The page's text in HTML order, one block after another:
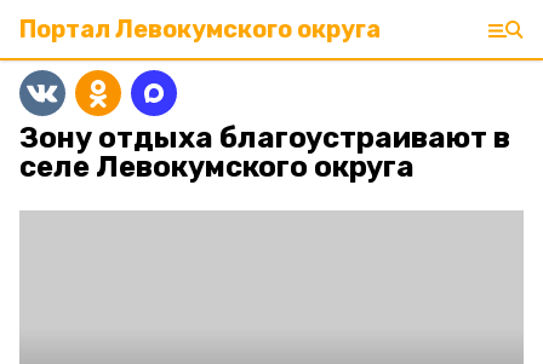
Портал Левокумского округа
Зону отдыха благоустраивают в
селе Левокумского округа